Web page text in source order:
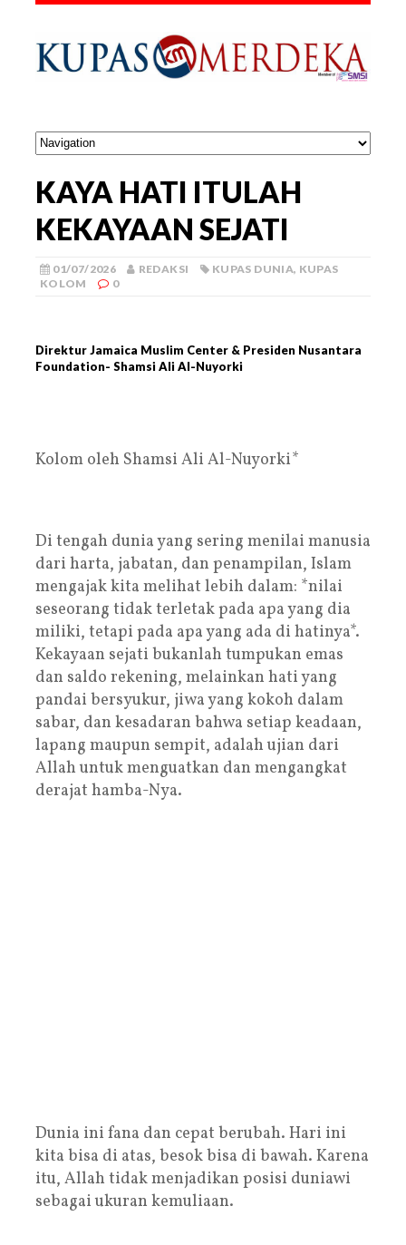
KAYA HATI ITULAH
KEKAYAAN SEJATI
01/07/2026 REDAKSI KUPAS DUNIA, KUPAS
KOLOM
0
Direktur Jamaica Muslim Center & Presiden Nusantara
Foundation- Shamsi Ali Al-Nuyorki
Kolom oleh Shamsi Ali Al-Nuyorki*
Di tengah dunia yang sering menilai manusia
dari harta, jabatan, dan penampilan, Islam
mengajak kita melihat lebih dalam: *nilai
seseorang tidak terletak pada apa yang dia
miliki, tetapi pada apa yang ada di hatinya*.
Kekayaan sejati bukanlah tumpukan emas
dan saldo rekening, melainkan hati yang
pandai bersyukur, jiwa yang kokoh dalam
sabar, dan kesadaran bahwa setiap keadaan,
lapang maupun sempit, adalah ujian dari
Allah untuk menguatkan dan mengangkat
derajat hamba-Nya.
Dunia ini fana dan cepat berubah. Hari ini
kita bisa di atas, besok bisa di bawah. Karena
itu, Allah tidak menjadikan posisi duniawi
sebagai ukuran kemuliaan.